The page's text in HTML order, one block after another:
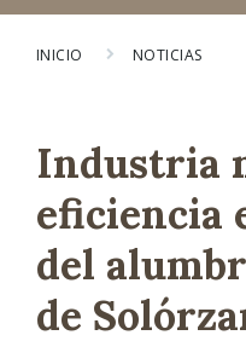
INICIO NOTICIAS
Industria
eficiencia
del
de